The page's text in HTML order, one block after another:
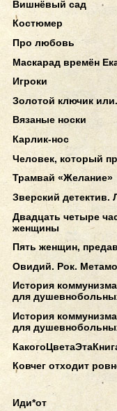
Вишнёвый сад
Костюмер
Про любовь
Маскарад времён
Игроки
Золотой ключик
Вязаные носки
Карлик-нос
Человек, который
Трамвай «Желание»
Зверский детектив.
Двадцать четыре
женщины
Пять женщин,
Овидий. Рок.
История
для
История
для
Ковчег отходит
Иди*от